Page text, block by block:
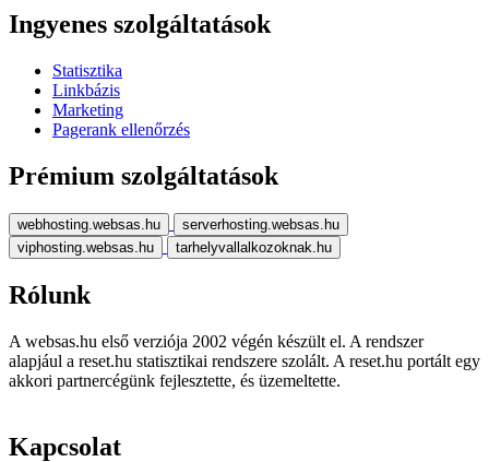
Ingyenes szolgáltatások
Statisztika
Linkbázis
Marketing
Pagerank ellenőrzés
Prémium szolgáltatások
webhosting.websas.hu
serverhosting.websas.hu
viphosting.websas.hu
tarhelyvallalkozoknak.hu
Rólunk
A websas.hu első verziója 2002 végén készült el. A rendszer
alapjául a reset.hu statisztikai rendszere szolált. A reset.hu portált egy
akkori partnercégünk fejlesztette, és üzemeltette.
Kapcsolat